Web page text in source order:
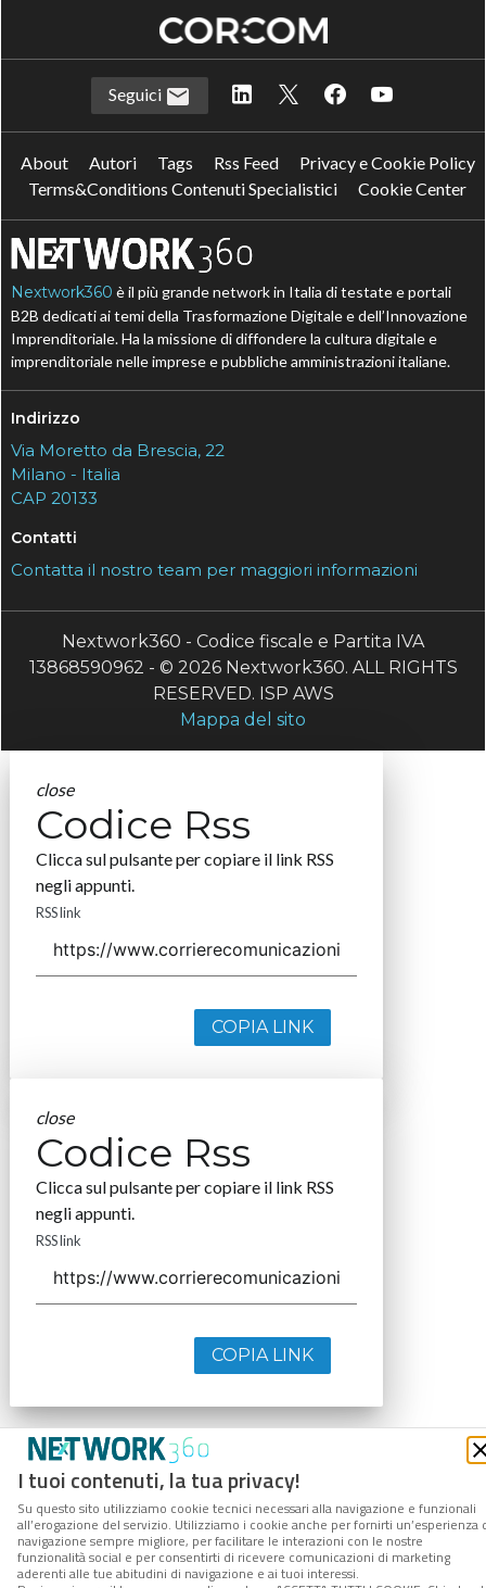
I tuoi contenuti, la tua privacy!
Su questo sito utilizziamo cookie tecnici necessari alla navigazione e funzionali
all’erogazione del servizio. Utilizziamo i cookie anche per fornirti un’esperienza
navigazione sempre migliore, per facilitare le interazioni con le nostre
funzionalità social e per consentirti di ricevere comunicazioni di marketing
aderenti alle tue abitudini di navigazione e ai tuoi interessi.
Seguici
About Autori Tags Rss Feed
Privacy e Cookie Policy
Terms&Conditions Contenuti Specialistici
Cookie Center
Nextwork360 è il più grande network in Italia di testate e portali
B2B dedicati ai temi della Trasformazione Digitale e dell’Innovazione
Imprenditoriale. Ha la missione di diffondere la cultura digitale e
imprenditoriale nelle imprese e pubbliche amministrazioni italiane.
Indirizzo
Via Moretto da Brescia, 22
Milano - Italia
CAP 20133
Contatti
Contatta il nostro team per maggiori informazioni
Nextwork360 - Codice fiscale e Partita IVA
13868590962 - © 2026 Nextwork360. ALL RIGHTS
RESERVED. ISP AWS
Mappa del sito
close
Codice Rss
Clicca sul pulsante per copiare il link RSS
negli appunti.
RSS link
COPIA LINK
close
Codice Rss
Clicca sul pulsante per copiare il link RSS
negli appunti.
RSS link
COPIA LINK